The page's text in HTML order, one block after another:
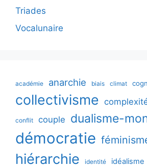
Triades
Vocalunaire
académie anarchie biais climat
collectivisme
conflit couple dualisme-
démocratie
hiérarchie identité idéalisme